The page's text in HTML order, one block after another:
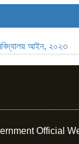
আইন, ২০২৩
Official